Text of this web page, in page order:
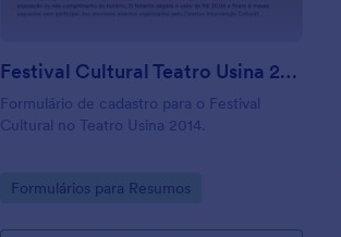
Festival Cultural Teatro Usina 2014
Formulário de cadastro para o Festival
Cultural no Teatro Usina 2014.
Go to Category:
Formulários para Resumos